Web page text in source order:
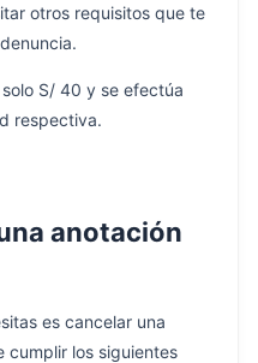
otros requisitos que te
S/ 40 y se efectúa
respectiva.
anotación
es cancelar una
cumplir los siguientes